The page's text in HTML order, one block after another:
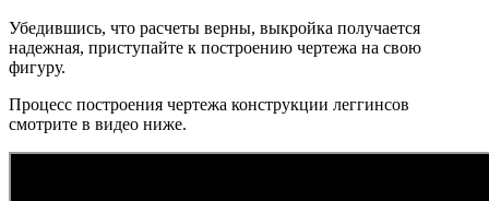
Убедившись, что расчеты верны, выкройка получается
надежная, приступайте к построению чертежа на свою
фигуру.
Процесс построения чертежа конструкции леггинсов
смотрите в видео ниже.